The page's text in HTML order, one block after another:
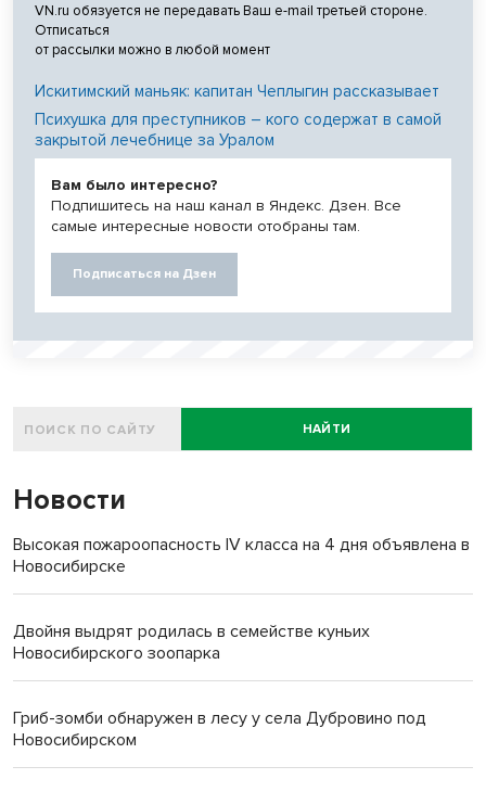
VN.ru обязуется не передавать Ваш e-mail третьей стороне.
Отписаться
от рассылки можно в любой момент
Искитимский маньяк: капитан Чеплыгин рассказывает
Психушка для преступников – кого содержат в самой
закрытой лечебнице за Уралом
Вам было интересно?
Подпишитесь на наш канал в Яндекс. Дзен. Все
самые интересные новости отобраны там.
Подписаться на Дзен
НАЙТИ
Новости
Высокая пожароопасность IV класса на 4 дня объявлена в
Новосибирске
Двойня выдрят родилась в семействе куньих
Новосибирского зоопарка
Гриб-зомби обнаружен в лесу у села Дубровино под
Новосибирском